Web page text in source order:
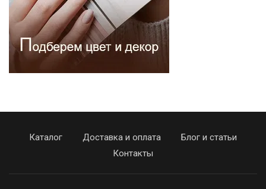
Каталог Доставка и оплата
Блог и статьи
Контакты